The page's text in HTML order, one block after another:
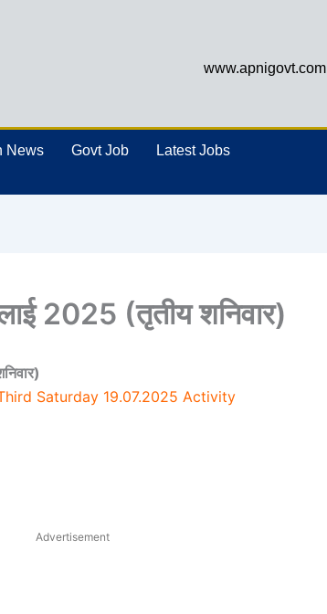
www.apnigovt.com
News Govt Job Latest Jobs
2025 (तृतीय शनिवार)
Saturday 19.07.2025 Activity
Advertisement